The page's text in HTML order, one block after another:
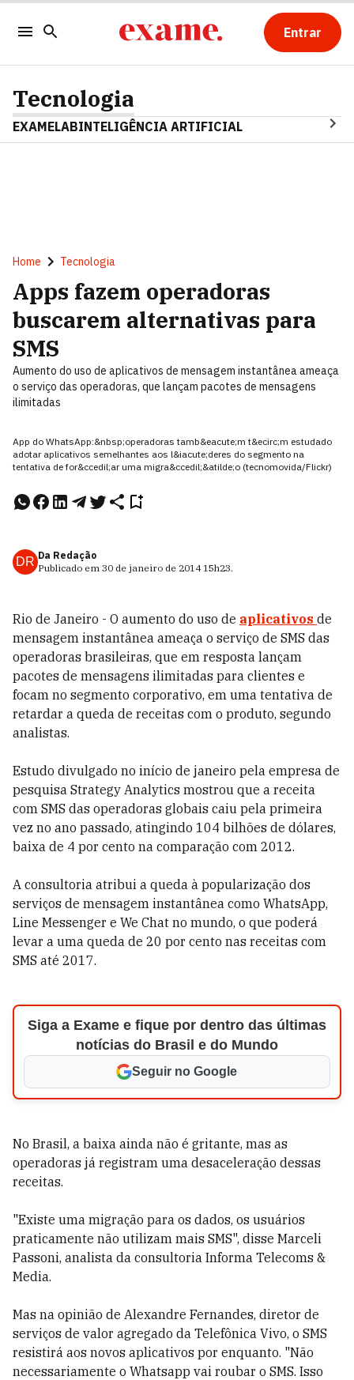
Entrar
Tecnologia
EXAMELABINTELIGÊNCIA ARTIFICIAL
Home Tecnologia
Apps fazem operadoras
buscarem alternativas para
SMS
Aumento do uso de aplicativos de mensagem instantânea ameaça
o serviço das operadoras, que lançam pacotes de mensagens
ilimitadas
App do WhatsApp:&nbsp;operadoras tamb&eacute;m t&ecirc;m estudado
adotar aplicativos semelhantes aos l&iacute;deres do segmento na
tentativa de for&ccedil;ar uma migra&ccedil;&atilde;o (tecnomovida/Flickr)
DR Da Redação
Publicado em 30 de janeiro de 2014 15h23.
Rio de Janeiro - O aumento do uso de aplicativos de
mensagem instantânea ameaça o serviço de SMS das
operadoras brasileiras, que em resposta lançam
pacotes de mensagens ilimitadas para clientes e
focam no segmento corporativo, em uma tentativa de
retardar a queda de receitas com o produto, segundo
analistas.
Estudo divulgado no início de janeiro pela empresa de
pesquisa Strategy Analytics mostrou que a receita
com SMS das operadoras globais caiu pela primeira
vez no ano passado, atingindo 104 bilhões de dólares,
baixa de 4 por cento na comparação com 2012.
A consultoria atribui a queda à popularização dos
serviços de mensagem instantânea como WhatsApp,
Line Messenger e We Chat no mundo, o que poderá
levar a uma queda de 20 por cento nas receitas com
SMS até 2017.
Siga a Exame e fique por dentro das últimas
notícias do Brasil e do Mundo
Seguir no Google
No Brasil, a baixa ainda não é gritante, mas as
operadoras já registram uma desaceleração dessas
receitas.
"Existe uma migração para os dados, os usuários
praticamente não utilizam mais SMS", disse Marceli
Passoni, analista da consultoria Informa Telecoms &
Media.
Mas na opinião de Alexandre Fernandes, diretor de
serviços de valor agregado da Telefônica Vivo, o SMS
resistirá aos novos aplicativos por enquanto. "Não
necessariamente o Whatsapp vai roubar o SMS. Isso